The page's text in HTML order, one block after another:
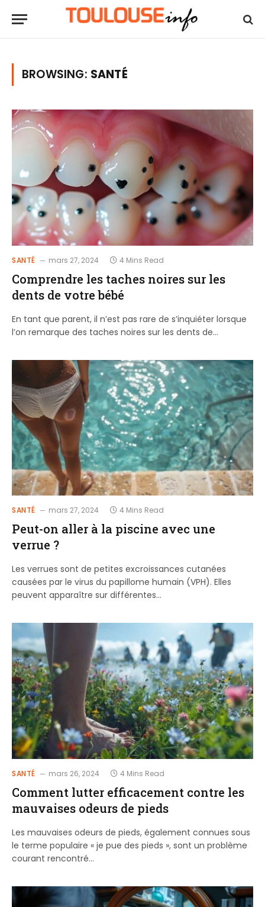
BROWSING: SANTÉ
SANTÉ mars 27, 2024 4 Mins Read
Comprendre les taches noires sur les
dents de votre bébé
En tant que parent, il n’est pas rare de s’inquiéter lorsque
l’on remarque des taches noires sur les dents de…
SANTÉ mars 27, 2024 4 Mins Read
Peut-on aller à la piscine avec une
verrue ?
Les verrues sont de petites excroissances cutanées
causées par le virus du papillome humain (VPH). Elles
peuvent apparaître sur différentes…
SANTÉ mars 26, 2024 4 Mins Read
Comment lutter efficacement contre les
mauvaises odeurs de pieds
Les mauvaises odeurs de pieds, également connues sous
le terme populaire « je pue des pieds », sont un problème
courant rencontré…